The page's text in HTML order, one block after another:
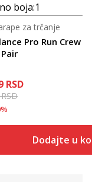
boja:1
Pro Run Crew
za trčanje
RSD
RSD
%
Dodajte u